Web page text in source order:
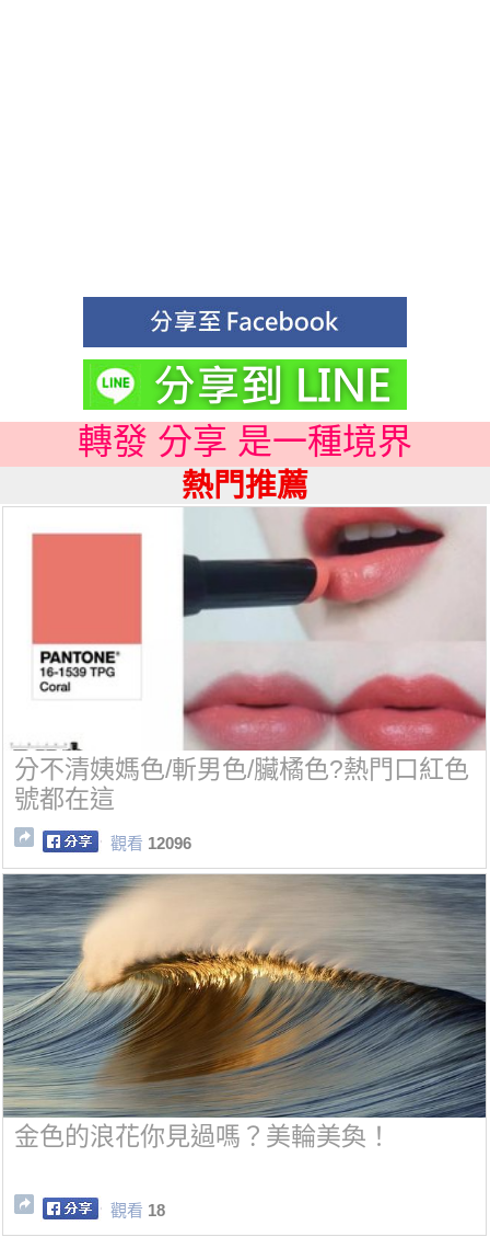
轉發 分享 是一種境界
熱門推薦
分不清姨媽色/斬男色/臟橘色?熱門口紅色
號都在這
觀看 12096
金色的浪花你見過嗎？美輪美奐！
觀看 18